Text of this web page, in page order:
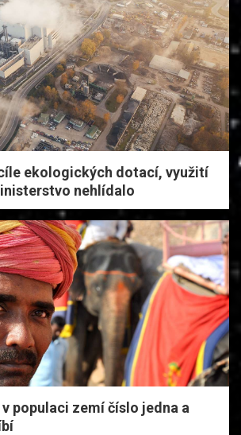
ekologických dotací, využití
nehlídalo
populaci zemí číslo jedna a